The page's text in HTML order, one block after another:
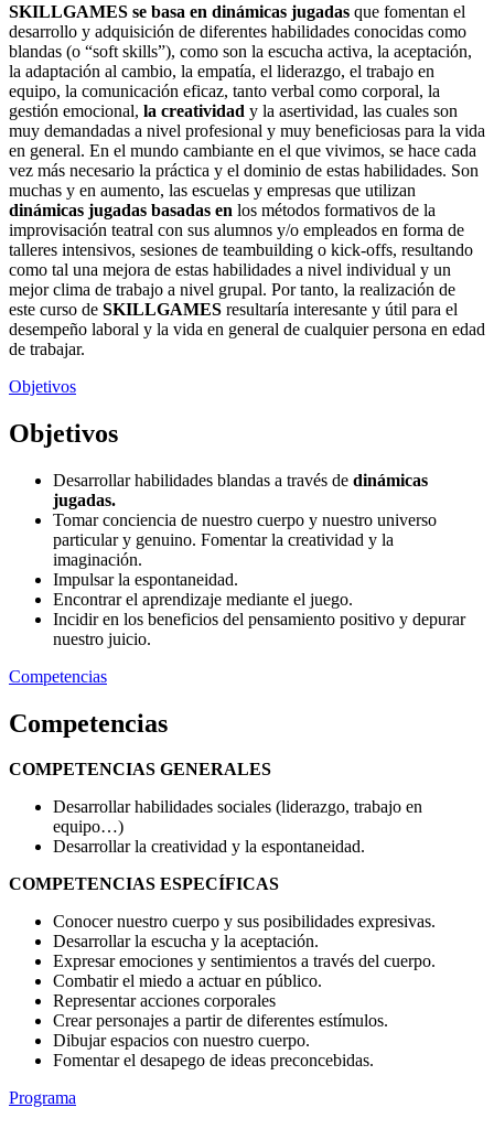
SKILLGAMES se basa en dinámicas jugadas que fomentan el
desarrollo y adquisición de diferentes habilidades conocidas como
blandas (o “soft skills”), como son la escucha activa, la aceptación,
la adaptación al cambio, la empatía, el liderazgo, el trabajo en
equipo, la comunicación eficaz, tanto verbal como corporal, la
gestión emocional, la creatividad y la asertividad, las cuales son
muy demandadas a nivel profesional y muy beneficiosas para la vida
en general. En el mundo cambiante en el que vivimos, se hace cada
vez más necesario la práctica y el dominio de estas habilidades. Son
muchas y en aumento, las escuelas y empresas que utilizan
dinámicas jugadas basadas en los métodos formativos de la
improvisación teatral con sus alumnos y/o empleados en forma de
talleres intensivos, sesiones de teambuilding o kick-offs, resultando
como tal una mejora de estas habilidades a nivel individual y un
mejor clima de trabajo a nivel grupal. Por tanto, la realización de
este curso de SKILLGAMES resultaría interesante y útil para el
desempeño laboral y la vida en general de cualquier persona en edad
de trabajar.
Objetivos
Objetivos
Desarrollar habilidades blandas a través de dinámicas
jugadas.
Tomar conciencia de nuestro cuerpo y nuestro universo
particular y genuino. Fomentar la creatividad y la
imaginación.
Impulsar la espontaneidad.
Encontrar el aprendizaje mediante el juego.
Incidir en los beneficios del pensamiento positivo y depurar
nuestro juicio.
Competencias
Competencias
COMPETENCIAS GENERALES
Desarrollar habilidades sociales (liderazgo, trabajo en
equipo…)
Desarrollar la creatividad y la espontaneidad.
COMPETENCIAS ESPECÍFICAS
Conocer nuestro cuerpo y sus posibilidades expresivas.
Desarrollar la escucha y la aceptación.
Expresar emociones y sentimientos a través del cuerpo.
Combatir el miedo a actuar en público.
Representar acciones corporales
Crear personajes a partir de diferentes estímulos.
Dibujar espacios con nuestro cuerpo.
Fomentar el desapego de ideas preconcebidas.
Programa